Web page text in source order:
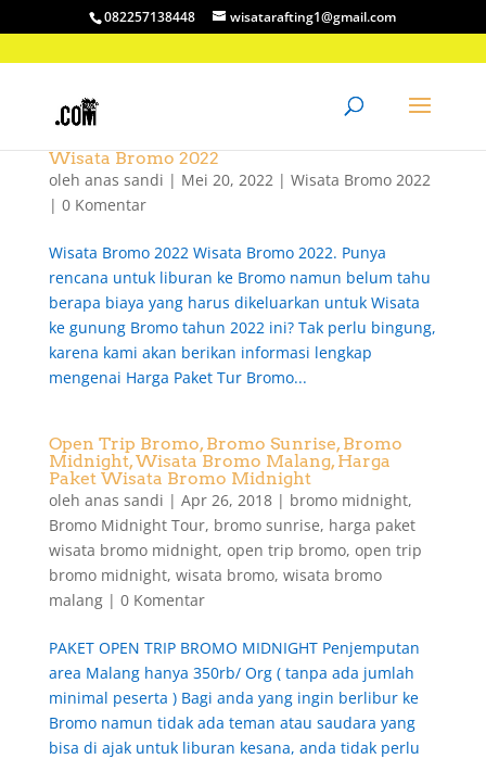
082257138448 wisatarafting1@gmail.com
Wisata Bromo 2022
oleh anas sandi | Mei 20, 2022| Wisata Bromo 2022
| 0 Komentar
Wisata Bromo 2022 Wisata Bromo 2022. Punya
rencana untuk liburan ke Bromo namun belum tahu
berapa biaya yang harus dikeluarkan untuk Wisata
ke gunung Bromo tahun 2022 ini? Tak perlu bingung,
karena kami akan berikan informasi lengkap
mengenai Harga Paket Tur Bromo...
Open Trip Bromo, Bromo Sunrise, Bromo
Midnight, Wisata Bromo Malang, Harga
Paket Wisata Bromo Midnight
oleh anas sandi | Apr 26, 2018| bromo midnight,
Bromo Midnight Tour, bromo sunrise, harga paket
wisata bromo midnight, open trip bromo, open trip
bromo midnight, wisata bromo, wisata bromo
malang| 0 Komentar
PAKET OPEN TRIP BROMO MIDNIGHT Penjemputan
area Malang hanya 350rb/ Org ( tanpa ada jumlah
minimal peserta ) Bagi anda yang ingin berlibur ke
Bromo namun tidak ada teman atau saudara yang
bisa di ajak untuk liburan kesana, anda tidak perlu